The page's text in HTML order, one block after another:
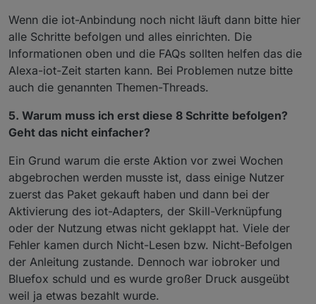
Wenn die iot-Anbindung noch nicht läuft dann bitte hier
alle Schritte befolgen und alles einrichten. Die
Informationen oben und die FAQs sollten helfen das die
Alexa-iot-Zeit starten kann. Bei Problemen nutze bitte
auch die genannten Themen-Threads.
5. Warum muss ich erst diese 8 Schritte befolgen?
Geht das nicht einfacher?
Ein Grund warum die erste Aktion vor zwei Wochen
abgebrochen werden musste ist, dass einige Nutzer
zuerst das Paket gekauft haben und dann bei der
Aktivierung des iot-Adapters, der Skill-Verknüpfung
oder der Nutzung etwas nicht geklappt hat. Viele der
Fehler kamen durch Nicht-Lesen bzw. Nicht-Befolgen
der Anleitung zustande. Dennoch war iobroker und
Bluefox schuld und es wurde großer Druck ausgeübt
weil ja etwas bezahlt wurde.